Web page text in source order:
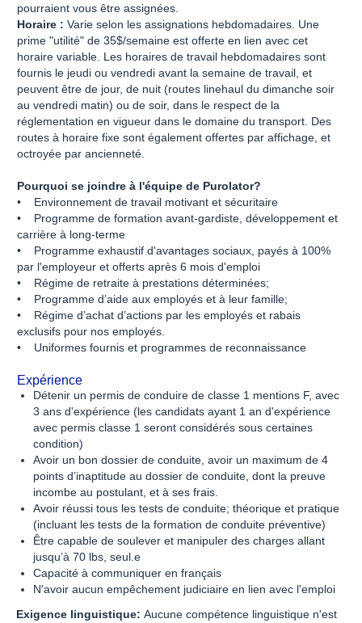
pourraient vous être assignées.
Horaire : Varie selon les assignations hebdomadaires. Une
prime "utilité" de 35$/semaine est offerte en lien avec cet
horaire variable. Les horaires de travail hebdomadaires sont
fournis le jeudi ou vendredi avant la semaine de travail, et
peuvent être de jour, de nuit (routes linehaul du dimanche soir
au vendredi matin) ou de soir, dans le respect de la
réglementation en vigueur dans le domaine du transport. Des
routes à horaire fixe sont également offertes par affichage, et
octroyée par ancienneté.
Pourquoi se joindre à l'équipe de Purolator?
• Environnement de travail motivant et sécuritaire
• Programme de formation avant-gardiste, développement et
carrière à long-terme
• Programme exhaustif d'avantages sociaux, payés à 100%
par l'employeur et offerts après 6 mois d'emploi
• Régime de retraite à prestations déterminées;
• Programme d’aide aux employés et à leur famille;
• Régime d’achat d’actions par les employés et rabais
exclusifs pour nos employés.
• Uniformes fournis et programmes de reconnaissance
Expérience
Détenir un permis de conduire de classe 1 mentions F, avec
3 ans d'expérience (les candidats ayant 1 an d'expérience
avec permis classe 1 seront considérés sous certaines
condition)
Avoir un bon dossier de conduite, avoir un maximum de 4
points d’inaptitude au dossier de conduite, dont la preuve
incombe au postulant, et à ses frais.
Avoir réussi tous les tests de conduite; théorique et pratique
(incluant les tests de la formation de conduite préventive)
Être capable de soulever et manipuler des charges allant
jusqu’à 70 lbs, seul.e
Capacité à communiquer en français
N'avoir aucun empêchement judiciaire en lien avec l'emploi
Exigence linguistique: Aucune compétence linguistique n'est